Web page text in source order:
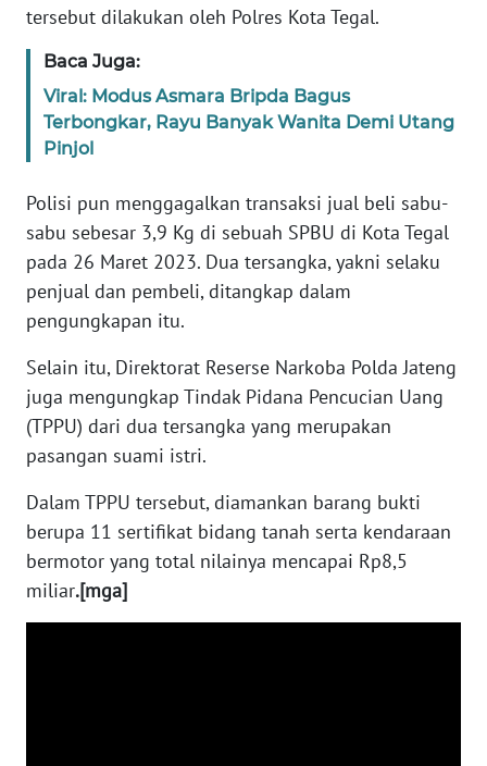
tersebut dilakukan oleh Polres Kota Tegal.
Baca Juga:
Viral: Modus Asmara Bripda Bagus
Terbongkar, Rayu Banyak Wanita Demi Utang
Pinjol
Polisi pun menggagalkan transaksi jual beli sabu-
sabu sebesar 3,9 Kg di sebuah SPBU di Kota Tegal
pada 26 Maret 2023. Dua tersangka, yakni selaku
penjual dan pembeli, ditangkap dalam
pengungkapan itu.
Selain itu, Direktorat Reserse Narkoba Polda Jateng
juga mengungkap Tindak Pidana Pencucian Uang
(TPPU) dari dua tersangka yang merupakan
pasangan suami istri.
Dalam TPPU tersebut, diamankan barang bukti
berupa 11 sertifikat bidang tanah serta kendaraan
bermotor yang total nilainya mencapai Rp8,5
miliar.[mga]
WN
WN
NTT
KEPRI
WN
WN
PAPUA
BARAT
WN
RIAU
SERAMBI
WN
JAMBI